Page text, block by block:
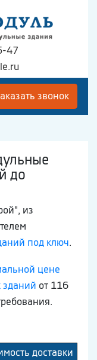
47
звонок
до
из
под ключ.
цене
зданий от 116
доставки